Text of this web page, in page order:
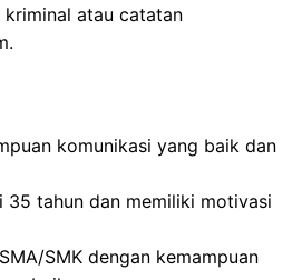
atau catatan
komunikasi yang baik dan
35 tahun dan memiliki motivasi
SMK dengan kemampuan